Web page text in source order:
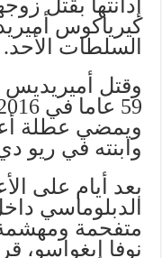
إدانتها بقتل
كيرياكوس
السلطات الأحد.
وقتل أميريديس
ويمضي عطلة
وابنته في ريو
بعد أيام على
الدبلوماسي
متفحمة
نوفا إيغواسو،